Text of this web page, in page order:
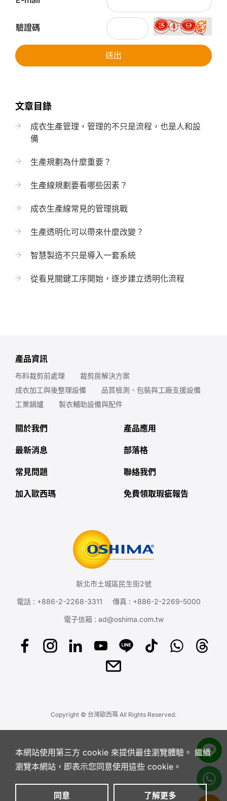
驗證碼
送出
文章目錄
成衣生產管理，管理的不只是流程，也是人和設
備
生產規劃為什麼重要？
生產線規劃要看哪些因素？
成衣生產線常見的管理挑戰
生產透明化可以帶來什麼改變？
智慧製造不只是導入一套系統
從看見關鍵工序開始，逐步建立透明化流程
產品資訊
布料裁剪前處理
裁剪房解決方案
成衣加工與後整理設備
品質檢測、包裝與工廠支援設備
工業鍋爐
製衣輔助設備與配件
關於我們 產品應用
最新消息 部落格
常見問題 聯絡我們
加入歐西瑪 免費領取瑕疵報告
新北市土城區民生街2號
電話 : +886-2-2268-3311 傳真 : +886-2-2269-5000
電子信箱 : ad@oshima.com.tw
Copyright © 台灣歐西瑪 All Rights Reserved.
本網站使用第三方 cookie 來提供最佳瀏覽體驗。 繼續
瀏覽本網站，即表示您同意使用這些 cookie。
同意 了解更多